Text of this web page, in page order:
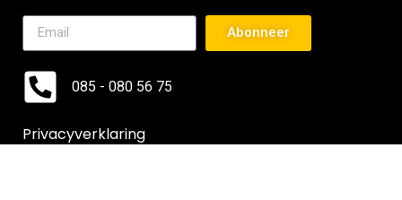
Abonneer
085 - 080 56 75
Privacyverklaring